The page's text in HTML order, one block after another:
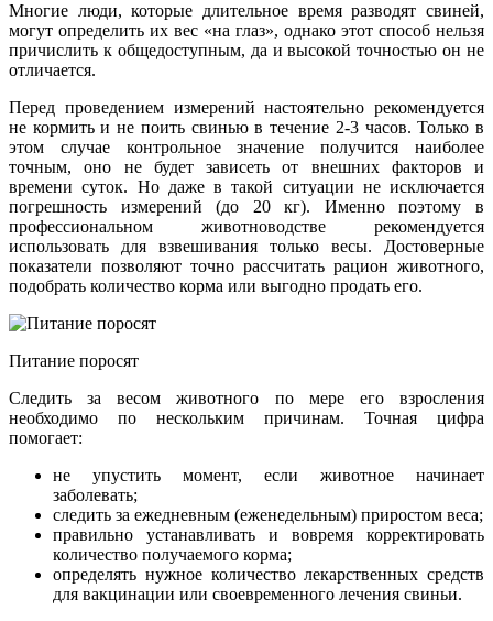
Многие люди, которые длительное время разводят свиней,
могут определить их вес «на глаз», однако этот способ нельзя
причислить к общедоступным, да и высокой точностью он не
отличается.
Перед проведением измерений настоятельно рекомендуется
не кормить и не поить свинью в течение 2-3 часов. Только в
этом случае контрольное значение получится наиболее
точным, оно не будет зависеть от внешних факторов и
времени суток. Но даже в такой ситуации не исключается
погрешность измерений (до 20 кг). Именно поэтому в
профессиональном животноводстве рекомендуется
использовать для взвешивания только весы. Достоверные
показатели позволяют точно рассчитать рацион животного,
подобрать количество корма или выгодно продать его.
Питание поросят
Следить за весом животного по мере его взросления
необходимо по нескольким причинам. Точная цифра
помогает:
не упустить момент, если животное начинает
заболевать;
следить за ежедневным (еженедельным) приростом веса;
правильно устанавливать и вовремя корректировать
количество получаемого корма;
определять нужное количество лекарственных средств
для вакцинации или своевременного лечения свиньи.